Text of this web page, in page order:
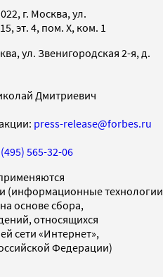
г. Москва, ул.
эт. 4, пом. X, ком. 1
ул. Звенигородская 2-я, д.
Дмитриевич
press-release@forbes.ru
565-32-06
(информационные технологии
основе сбора,
относящихся
сети «Интернет»,
Федерации)